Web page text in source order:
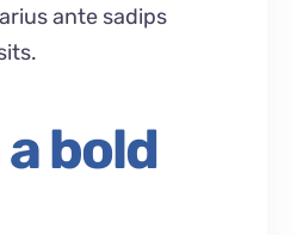
ante sadips
bold